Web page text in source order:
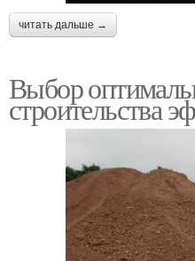
читать дальше →
Выбор
строительства